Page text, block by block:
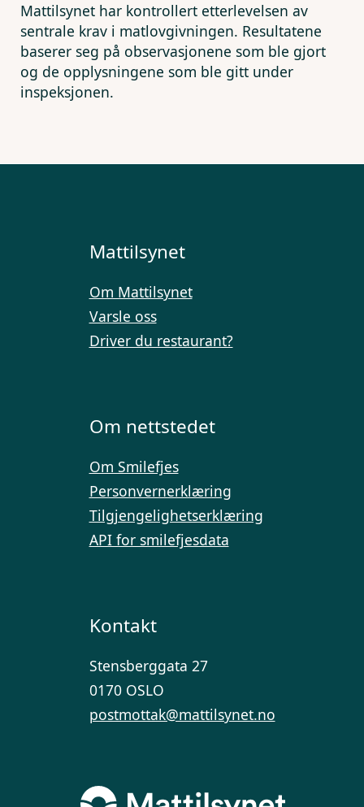
Mattilsynet har kontrollert etterlevelsen av
sentrale krav i matlovgivningen. Resultatene
baserer seg på observasjonene som ble gjort
og de opplysningene som ble gitt under
inspeksjonen.
Mattilsynet
Om Mattilsynet
Varsle oss
Driver du restaurant?
Om nettstedet
Om Smilefjes
Personvernerklæring
Tilgjengelighetserklæring
API for smilefjesdata
Kontakt
Stensberggata 27
0170 OSLO
postmottak@mattilsynet.no